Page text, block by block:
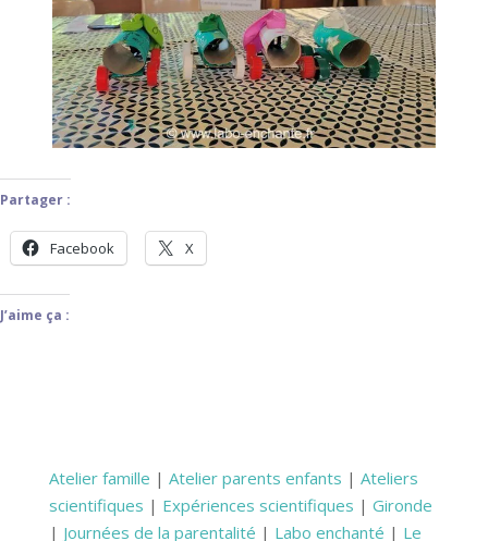
Partager :
Facebook X
J’aime ça :
Atelier famille | Atelier parents enfants | Ateliers
scientifiques | Expériences scientifiques | Gironde
| Journées de la parentalité | Labo enchanté | Le